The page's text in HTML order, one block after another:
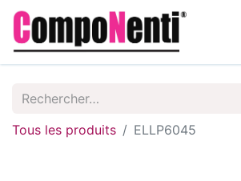
Tous les produits ELLP6045